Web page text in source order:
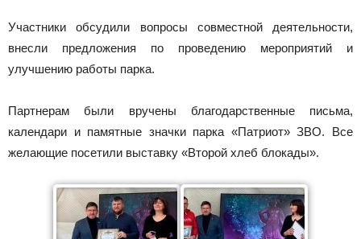
Участники обсудили вопросы совместной деятельности,
внесли предложения по проведению мероприятий и
улучшению работы парка.
Партнерам были вручены благодарственные письма,
календари и памятные значки парка «Патриот» ЗВО. Все
желающие посетили выставку «Второй хлеб блокады».